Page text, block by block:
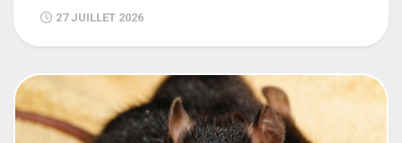
27 JUILLET 2026